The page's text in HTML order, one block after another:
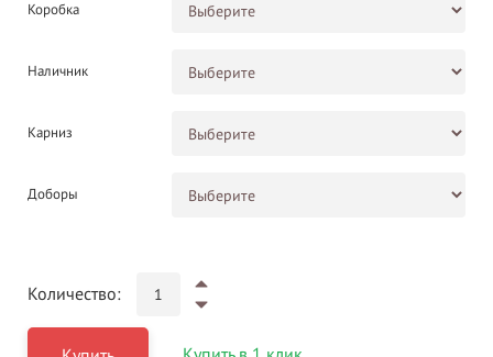
Коробка
Наличник
Карниз
Доборы
Количество: